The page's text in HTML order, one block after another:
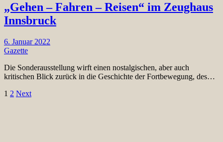
„Gehen – Fahren – Reisen“ im Zeughaus
Innsbruck
6. Januar 2022
Gazette
Die Sonderausstellung wirft einen nostalgischen, aber auch
kritischen Blick zurück in die Geschichte der Fortbewegung, des…
Seitennummerierung
1 2 Next